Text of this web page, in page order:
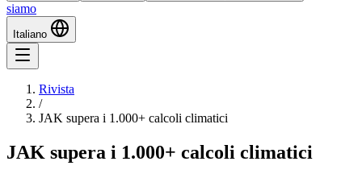
siamo
Italiano
Rivista
/
JAK supera i 1.000+ calcoli climatici
JAK supera i 1.000+ calcoli climatici